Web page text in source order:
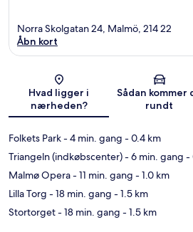
Kort
Norra Skolgatan 24, Malmö, 214 22
Åbn kort
Hvad ligger i
nærheden?
Sådan kommer
rundt
Folkets Park- 4 min. gang - 0.4 km
Triangeln (indkøbscenter)- 6 min. gang -
Malmø Opera- 11 min. gang - 1.0 km
Lilla Torg - 18 min. gang - 1.5 km
Stortorget- 18 min. gang - 1.5 km